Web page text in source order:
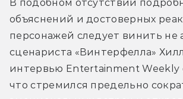
В подобном отсутствии
объяснений и достоверных
персонажей следует винить не
сценариста «Винтерфелла»
интервью Entertainment Weekly
что стремился предельно